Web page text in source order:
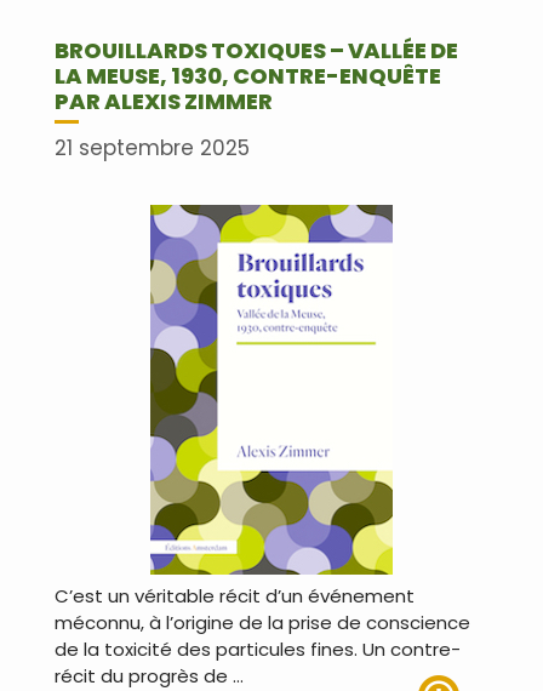
BROUILLARDS TOXIQUES – VALLÉE DE
LA MEUSE, 1930, CONTRE-ENQUÊTE
PAR ALEXIS ZIMMER
21 septembre 2025
C’est un véritable récit d’un événement
méconnu, à l’origine de la prise de conscience
de la toxicité des particules fines. Un contre-
récit du progrès de …